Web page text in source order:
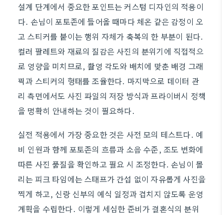
설계 단계에서 중요한 포인트는 커스텀 디자인의 적용이
다. 손님이 포토존에 들어올 때마다 체온 같은 감정이 오
고 스티커를 붙이는 행위 자체가 축복의 한 부분이 된다.
컬러 팔레트와 재료의 질감은 사진의 분위기에 직접적으
로 영향을 미치므로, 촬영 각도와 배치에 맞춘 배경 그래
픽과 스티커의 형태를 조율한다. 마지막으로 데이터 관
리 측면에서도 사진 파일의 저장 방식과 프라이버시 정책
을 명확히 안내하는 것이 필요하다.
실전 적용에서 가장 중요한 것은 사전 모의 테스트다. 예
비 인원과 함께 포토존의 흐름과 소음 수준, 조도 변화에
따른 사진 품질을 확인하고 필요 시 조정한다. 손님이 몰
리는 피크 타임에는 스태프가 간섭 없이 자유롭게 사진을
찍게 하고, 신랑 신부의 예식 일정과 겹치지 않도록 운영
계획을 수립한다. 이렇게 세심한 준비가 결혼식의 분위